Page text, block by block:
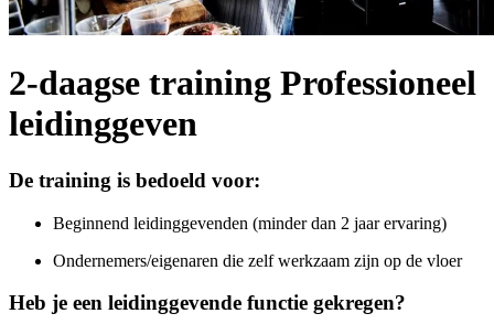
2-daagse training Professioneel
leidinggeven
De training is bedoeld voor:
Beginnend leidinggevenden (minder dan 2 jaar ervaring)
Ondernemers/eigenaren die zelf werkzaam zijn op de vloer
Heb je een leidinggevende functie gekregen?